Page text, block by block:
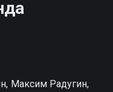
Ради жизни вы
хорошем HD
Максим Радугин,